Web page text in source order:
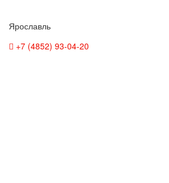
Ярославль
+7 (4852) 93-04-20